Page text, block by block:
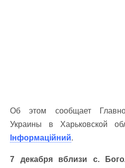
Об этом сообщает
Украины в Харьковской
Інформаційний.
7 декабря вблизи с.